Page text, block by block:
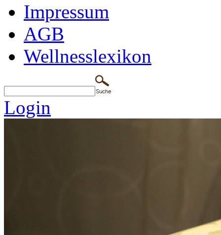
Impressum
AGB
Wellnesslexikon
Login